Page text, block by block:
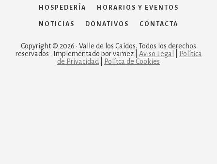
HOSPEDERÍA HORARIOS Y EVENTOS
NOTICIAS DONATIVOS CONTACTA
Copyright © 2026 · Valle de los Caídos. Todos los derechos
reservados . Implementado por vamez | Aviso Legal
Política
de Privacidad
Polítca de Cookies